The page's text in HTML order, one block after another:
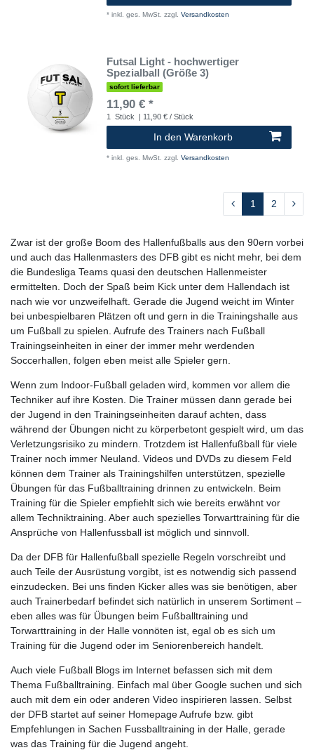
* inkl. ges. MwSt. zzgl. Versandkosten
Futsal Light - hochwertiger
Spezialball (Größe 3)
sofort lieferbar
11,90 € *
1 Stück | 11,90 € / Stück
In den Warenkorb
* inkl. ges. MwSt. zzgl. Versandkosten
1 2
Zwar ist der große Boom des Hallenfußballs aus den 90ern vorbei
und auch das Hallenmasters des DFB gibt es nicht mehr, bei dem
die Bundesliga Teams quasi den deutschen Hallenmeister
ermittelten. Doch der Spaß beim Kick unter dem Hallendach ist
nach wie vor unzweifelhaft. Gerade die Jugend weicht im Winter
bei unbespielbaren Plätzen oft und gern in die Trainingshalle aus
um Fußball zu spielen. Aufrufe des Trainers nach Fußball
Trainingseinheiten in einer der immer mehr werdenden
Soccerhallen, folgen eben meist alle Spieler gern.
Wenn zum Indoor-Fußball geladen wird, kommen vor allem die
Techniker auf ihre Kosten. Die Trainer müssen dann gerade bei
der Jugend in den Trainingseinheiten darauf achten, dass
während der Übungen nicht zu körperbetont gespielt wird, um das
Verletzungsrisiko zu mindern. Trotzdem ist Hallenfußball für viele
Trainer noch immer Neuland. Videos und DVDs zu diesem Feld
können dem Trainer als Trainingshilfen unterstützen, spezielle
Übungen für das Fußballtraining drinnen zu entwickeln. Beim
Training für die Spieler empfiehlt sich wie bereits erwähnt vor
allem Techniktraining. Aber auch spezielles Torwarttraining für die
Ansprüche von Hallenfussball ist möglich und sinnvoll.
Da der DFB für Hallenfußball spezielle Regeln vorschreibt und
auch Teile der Ausrüstung vorgibt, ist es notwendig sich passend
einzudecken. Bei uns finden Kicker alles was sie benötigen, aber
auch Trainerbedarf befindet sich natürlich in unserem Sortiment –
eben alles was für Übungen beim Fußballtraining und
Torwarttraining in der Halle vonnöten ist, egal ob es sich um
Training für die Jugend oder im Seniorenbereich handelt.
Auch viele Fußball Blogs im Internet befassen sich mit dem
Thema Fußballtraining. Einfach mal über Google suchen und sich
auch mit dem ein oder anderen Video inspirieren lassen. Selbst
der DFB startet auf seiner Homepage Aufrufe bzw. gibt
Empfehlungen in Sachen Fussballtraining in der Halle, gerade
was das Training für die Jugend angeht.